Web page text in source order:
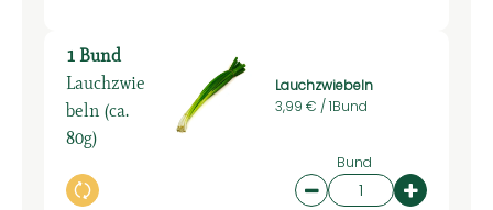
1 Bund
Lauchzwie
beln (ca.
80g)
Auswahl ändern
Lauchzwiebeln
3,99 € / 1Bund
Bund
Artikelanzahl